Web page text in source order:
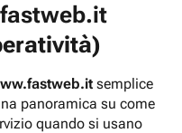
semplice
panoramica su come
quando si usano